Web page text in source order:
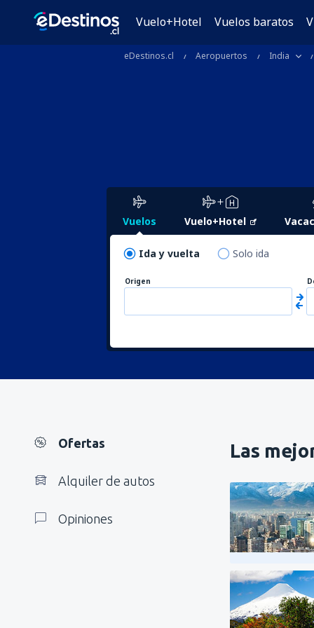
Vuelo+Hotel Vuelos baratos
eDestinos.cl Aeropuertos India
Vuelos Vuelo+Hotel
Ida y vuelta Solo ida
Origen
Ofertas
Alquiler de autos
Opiniones
Las